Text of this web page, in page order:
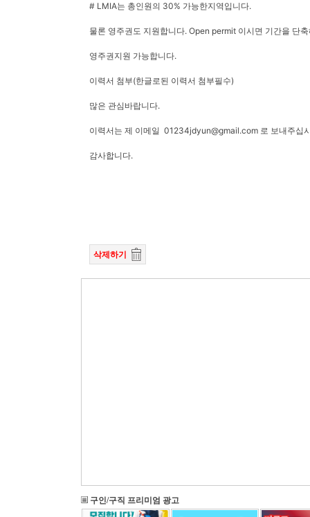
# LMIA는 총인원의 30% 가능한지역입니다.
물론 영주권도 지원합니다. Open permit 이시면 기간을 단
영주권지원 가능합니다.
이력서 첨부(한글로된 이력서 첨부필수)
많은 관심바랍니다.
이력서는 제 이메일 01234jdyun@gmail.com 로 보내주십
감사합니다.
삭제하기
구인/구직 프리미엄 광고